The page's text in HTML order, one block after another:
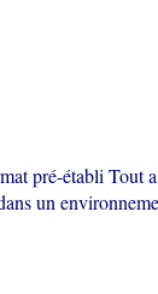
pré-établi Tout
un